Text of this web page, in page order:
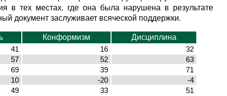
в тех местах, где она была нарушена в результате
документ заслуживает всяческой поддержки.
Конформизм
Дисциплина
41 16
32
57 52
63
69 39
71
10 -20
-4
49 33
51